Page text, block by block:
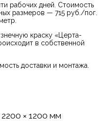
рабочих дней. Стоимость
размеров — 715 руб./пог.
краску «Церта-
в собственной
доставки и монтажа.
2200 × 1200 мм